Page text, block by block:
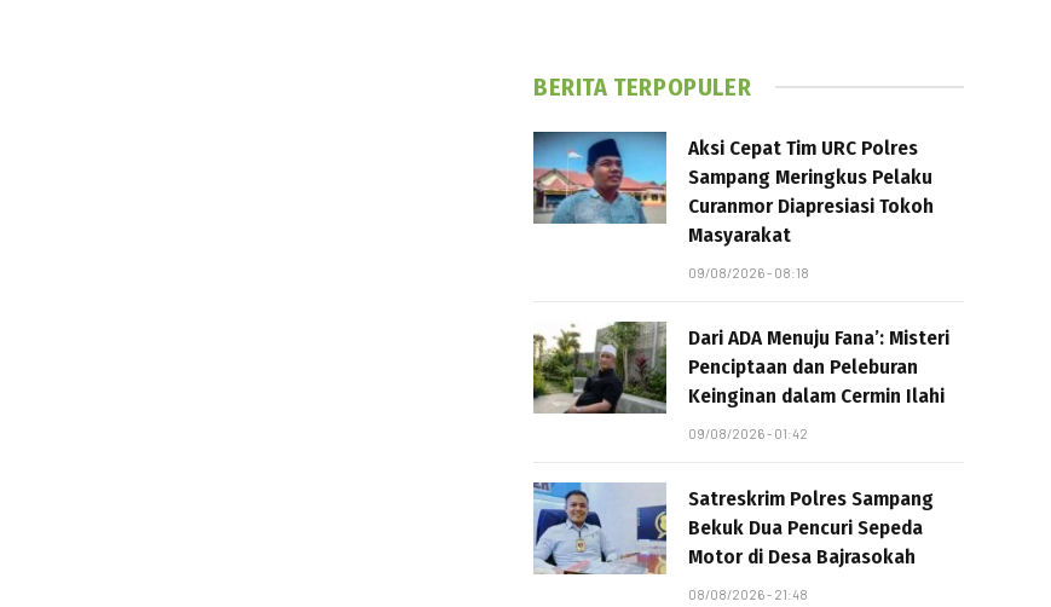
BERITA TERPOPULER
Aksi Cepat Tim URC Polres
Sampang Meringkus Pelaku
Curanmor Diapresiasi Tokoh
Masyarakat
09/08/2026 - 08:18
Dari ADA Menuju Fana’: Misteri
Penciptaan dan Peleburan
Keinginan dalam Cermin Ilahi
09/08/2026 - 01:42
Satreskrim Polres Sampang
Bekuk Dua Pencuri Sepeda
Motor di Desa Bajrasokah
08/08/2026 - 21:48